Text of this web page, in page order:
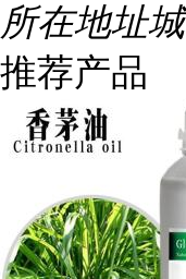
所在地址
推荐产品